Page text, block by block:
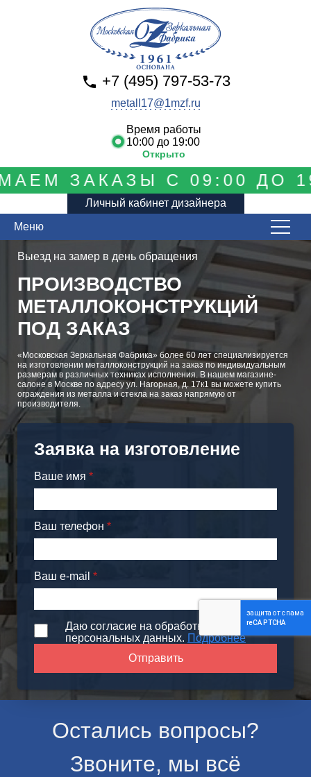
ЗАКАЗЫ С 09:00 ДО
Личный кабинет дизайнера
Время работы
10:00 до 19:00
Открыто
+7 (495) 797-53-73
metall17@1mzf.ru
Меню
Выезд на замер в день обращения
ПРОИЗВОДСТВО
МЕТАЛЛОКОНСТРУКЦИЙ
ПОД ЗАКАЗ
«Московская Зеркальная Фабрика» более 60 лет специализируется
на изготовлении металлоконструкций на заказ по индивидуальным
размерам в различных техниках исполнения. В нашем магазине-
салоне в Москве по адресу ул. Нагорная, д. 17к1 вы можете купить
ограждения из металла и стекла на заказ напрямую от
производителя.
Заявка на изготовление
Ваше имя *
Ваш телефон *
Ваш e-mail *
Даю согласие на обработку моих
персональных данных. Подробнее
Остались вопросы?
Звоните, мы всё